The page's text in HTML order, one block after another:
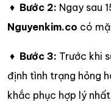
♦ Bước 2: Ngay sau
Nguyenkim.co có
♦ Bước 3: Trước khi
định tình trạng hỏng
khắc phục hợp lý